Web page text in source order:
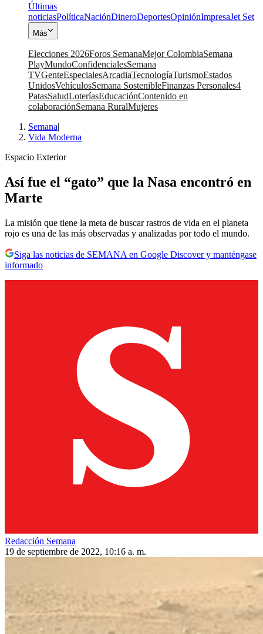
Últimas
noticiasPolíticaNaciónDineroDeportesOpiniónImpresaJet Set
Más
Elecciones 2026Foros SemanaMejor ColombiaSemana
PlayMundoConfidencialesSemana
TVGenteEspecialesArcadiaTecnologíaTurismoEstados
UnidosVehículosSemana SostenibleFinanzas Personales4
PatasSaludLoteríasEducaciónContenido en
colaboraciónSemana RuralMujeres
Semana|
Vida Moderna
Espacio Exterior
Así fue el “gato” que la Nasa encontró en
Marte
La misión que tiene la meta de buscar rastros de vida en el planeta
rojo es una de las más observadas y analizadas por todo el mundo.
Siga las noticias de SEMANA en Google Discover y manténgase
informado
Redacción Semana
19 de septiembre de 2022, 10:16 a. m.